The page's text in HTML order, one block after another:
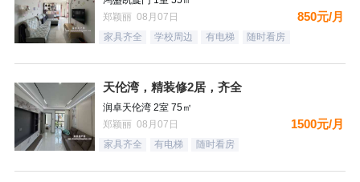
郑颖丽 08月07日
850元/月
家具齐全 学校周边 有电梯 随时看房
天伦湾，精装修2居，齐全
润卓天伦湾 2室 75㎡
郑颖丽 08月07日
1500元/月
家具齐全 有电梯 随时看房